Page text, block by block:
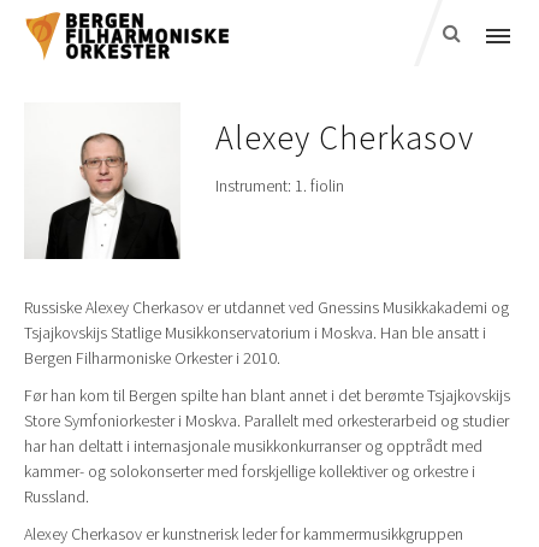
Alexey Cherkasov
Instrument: 1. fiolin
Russiske Alexey Cherkasov er utdannet ved Gnessins Musikkakademi og
Tsjajkovskijs Statlige Musikkonservatorium i Moskva. Han ble ansatt i
Bergen Filharmoniske Orkester i 2010.
Før han kom til Bergen spilte han blant annet i det berømte Tsjajkovskijs
Store Symfoniorkester i Moskva. Parallelt med orkesterarbeid og studier
har han deltatt i internasjonale musikkonkurranser og opptrådt med
kammer- og solokonserter med forskjellige kollektiver og orkestre i
Russland.
Alexey Cherkasov er kunstnerisk leder for kammermusikkgruppen